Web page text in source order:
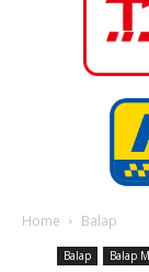
Home Balap
Balap Balap